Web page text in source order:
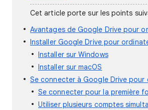
Cet article porte sur les points
Avantages de Google Drive pour
Installer Google Drive pour
Installer sur Windows
Installer sur macOS
Se connecter à Google Drive pour
Se connecter pour la première
Utiliser plusieurs comptes